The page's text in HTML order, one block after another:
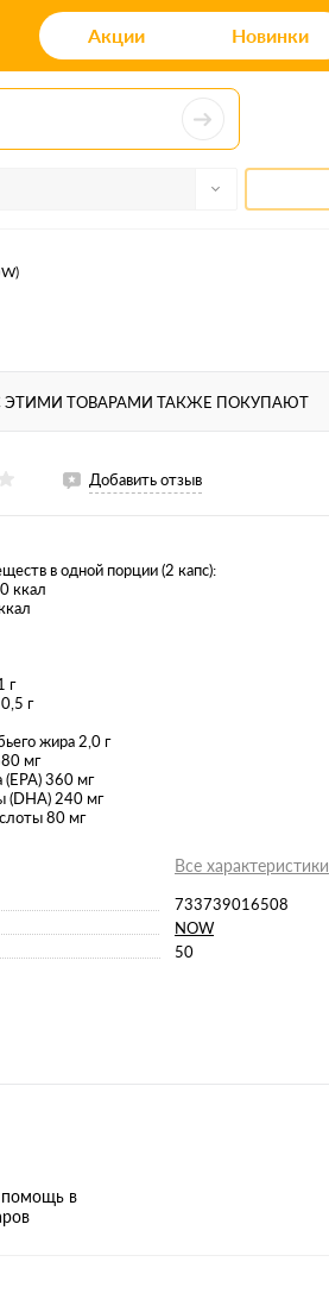
Акции Новинки
ЭТИМИ ТОВАРАМИ ТАКЖЕ ПОКУПАЮТ
Добавить отзыв
в одной порции (2 капс):
ккал
г
г
жира 2,0 г
мг
(EPA) 360 мг
(DHA) 240 мг
80 мг
Все характеристики
733739016508
NOW
50
помощь в